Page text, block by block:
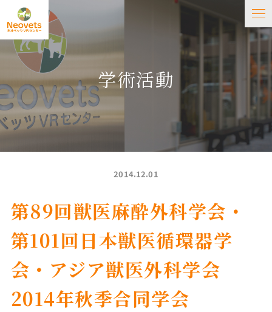
学術活動
2014.12.01
第89回獣医麻酔外科学会・
第101回日本獣医循環器学
会・アジア獣医外科学会
2014年秋季合同学会